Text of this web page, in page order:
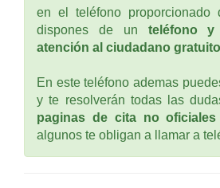
en el teléfono proporcionado
dispones de un teléfono y
atención al ciudadano
En este teléfono ademas
y te resolverán todas las
paginas de cita no
algunos te obligan a llamar a